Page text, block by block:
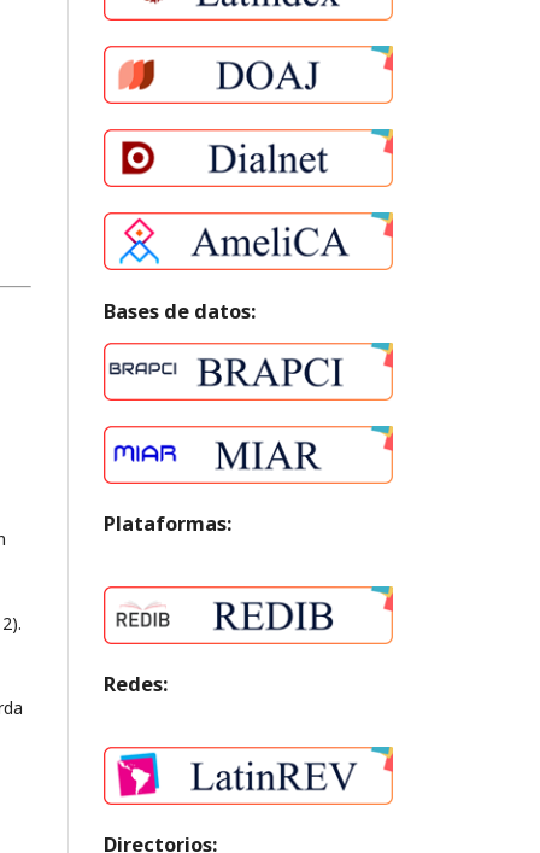
Bases de datos:
Plataformas:
Redes:
Directorios: